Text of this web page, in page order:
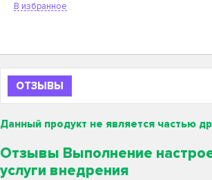
В избранное
ОТЗЫВЫ
Данный продукт не является частью
Отзывы Выполнение
услуги внедрения